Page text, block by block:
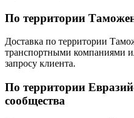
По территории
Доставка по территории
транспортными компаниями
запросу клиента.
По территории
сообщества